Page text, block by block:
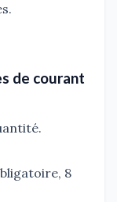
de courant
8